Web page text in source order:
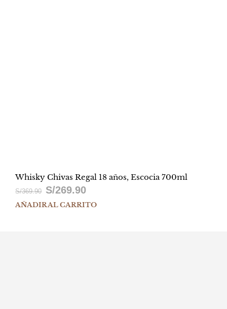
Whisky Chivas Regal 18 años, Escocia 700ml
S/369.90 El
precio
S/269.90El
precio
AÑADIR AL CARRITO